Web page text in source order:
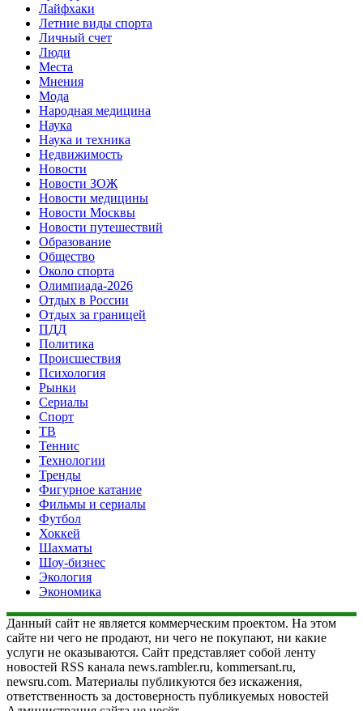
Лайфхаки
Летние виды спорта
Личный счет
Люди
Места
Мнения
Мода
Народная медицина
Наука
Наука и техника
Недвижимость
Новости
Новости ЗОЖ
Новости медицины
Новости Москвы
Новости путешествий
Образование
Общество
Около спорта
Олимпиада-2026
Отдых в России
Отдых за границей
ПДД
Политика
Происшествия
Психология
Рынки
Сериалы
Спорт
ТВ
Теннис
Технологии
Тренды
Фигурное катание
Фильмы и сериалы
Футбол
Хоккей
Шахматы
Шоу-бизнес
Экология
Экономика
Данный сайт не является коммерческим проектом. На этом
сайте ни чего не продают, ни чего не покупают, ни какие
услуги не оказываются. Сайт представляет собой ленту
новостей RSS канала news.rambler.ru, kommersant.ru,
newsru.com. Материалы публикуются без искажения,
ответственность за достоверность публикуемых новостей